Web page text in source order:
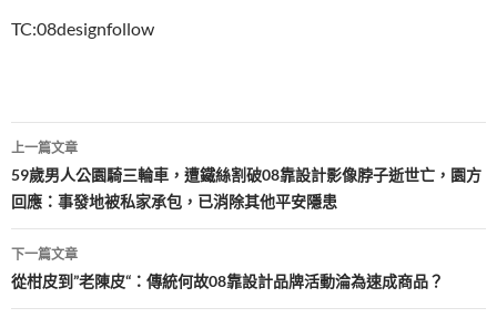
TC:08designfollow
文
章
導
覽
上一篇文章
59歲男人公園騎三輪車，遭鐵絲割破08靠設計影像脖子逝世亡，園方
回應：事發地被私家承包，已消除其他平安隱患
下一篇文章
從柑皮到”老陳皮“：傳統何故08靠設計品牌活動淪為速成商品？